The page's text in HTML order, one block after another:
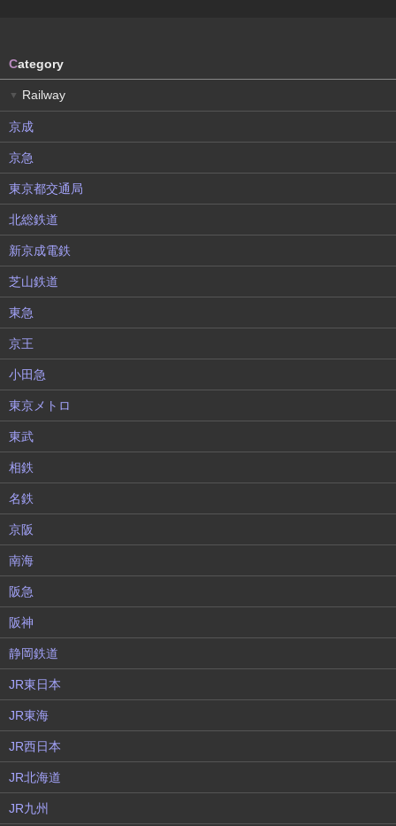
Category
▼ Railway
京成
京急
東京都交通局
北総鉄道
新京成電鉄
芝山鉄道
東急
京王
小田急
東京メトロ
東武
相鉄
名鉄
京阪
南海
阪急
阪神
静岡鉄道
JR東日本
JR東海
JR西日本
JR北海道
JR九州